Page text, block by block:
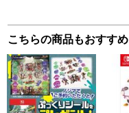
こちらの商品もおすすめ